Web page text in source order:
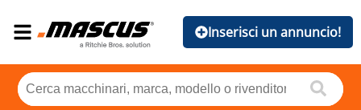
Inserisci un annuncio!